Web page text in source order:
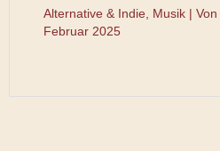
Alternative & Indie Musik | Von
Februar 2025